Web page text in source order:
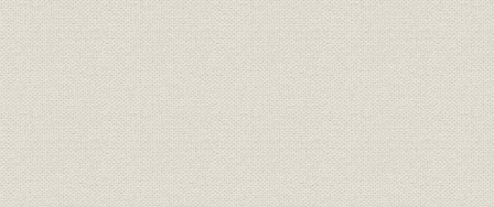
金融機関
明治15年、日本銀行の開業当時
の建物は永代橋際にあった。な
お、のちに現在地の日本橋・本
石町へ移転
明治15年
製造工程
明治の錦絵「靴製造場の図」静
斎年一・画
[明治12年
資料
『東京流行細見記』の中の靴師
たち。(明治18年刊、告解図書館
蔵)
明治18年